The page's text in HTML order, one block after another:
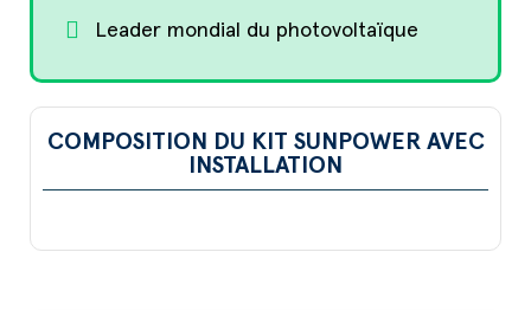
Leader mondial du photovoltaïque
COMPOSITION DU KIT SUNPOWER AVEC
INSTALLATION